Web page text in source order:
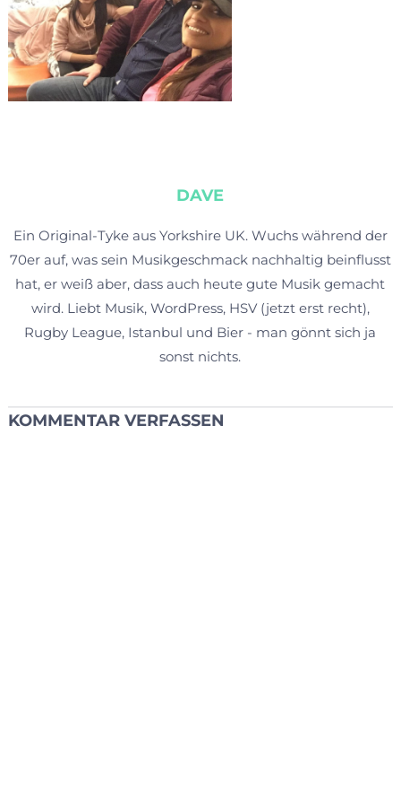
DAVE
Ein Original-Tyke aus Yorkshire UK. Wuchs während der
70er auf, was sein Musikgeschmack nachhaltig beinflusst
hat, er weiß aber, dass auch heute gute Musik gemacht
wird. Liebt Musik, WordPress, HSV (jetzt erst recht),
Rugby League, Istanbul und Bier - man gönnt sich ja
sonst nichts.
KOMMENTAR VERFASSEN